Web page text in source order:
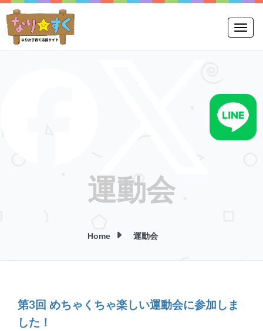
運動会
Home 運動会
第3回 めちゃくちゃ楽しい運動会に参加しま
した！